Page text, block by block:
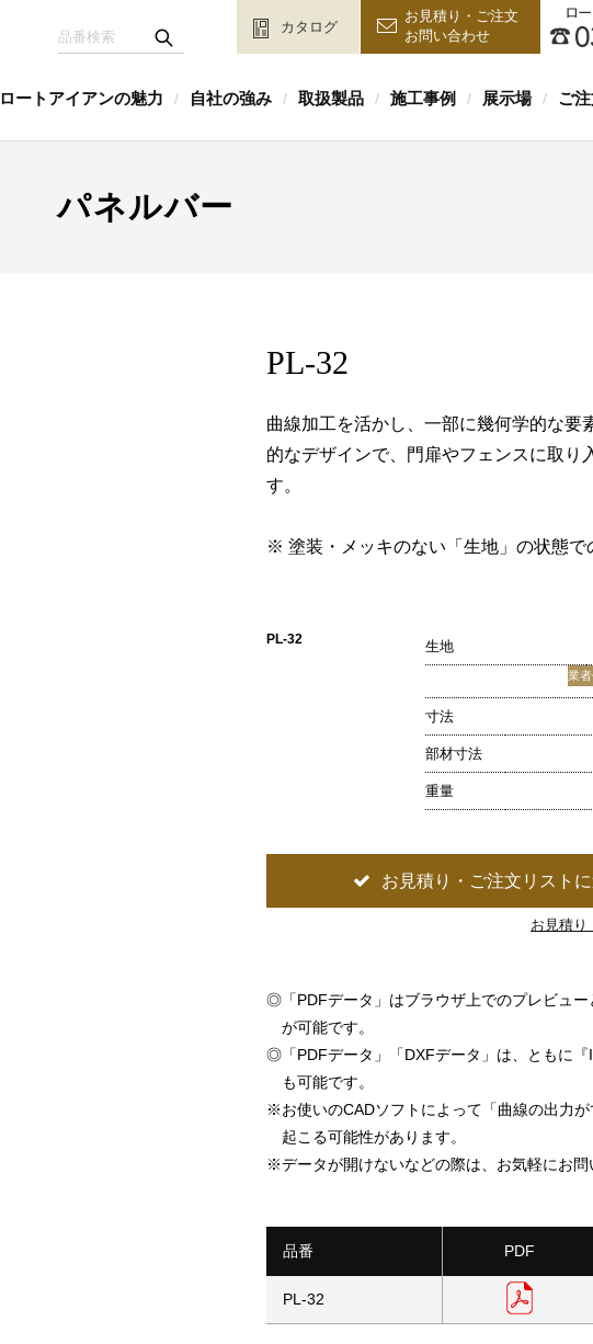
カタログ
お見積り・ご注文
お問い合わせ
ロートアイアンの魅力 / 自社の強み / 取扱製品 / 施工事例 / 展示場 / ご
パネルバー
PL-32
曲線加工を活かし、一部に幾何学的な要
的なデザインで、門扉やフェンスに取り
す。
※ 塗装・メッキのない「生地」の状態で
PL-32 生地
業
寸法
部材寸法
重量
お見積り・ご注文リスト
お見積り
◎ 「PDFデータ」はブラウザ上でのプレビュ
が可能です。
◎ 「PDFデータ」「DXFデータ」は、ともに
も可能です。
※お使いのCADソフトによって「曲線の出力
起こる可能性があります。
※データが開けないなどの際は、お気軽にお問
品番 PDF
PL-32